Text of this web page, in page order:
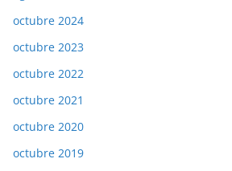
octubre 2024
octubre 2023
octubre 2022
octubre 2021
octubre 2020
octubre 2019